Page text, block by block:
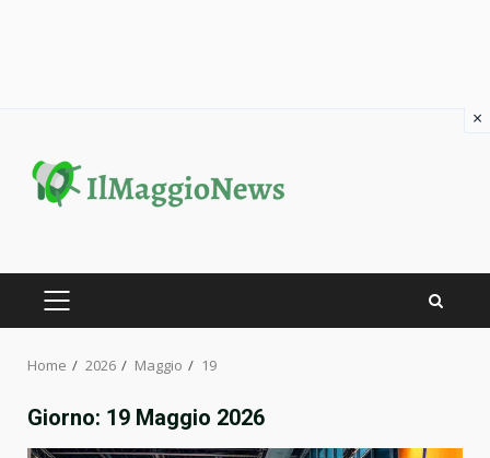
content
PRIMARY
Home 2026 Maggio 19
Giorno: 19 Maggio 2026
×